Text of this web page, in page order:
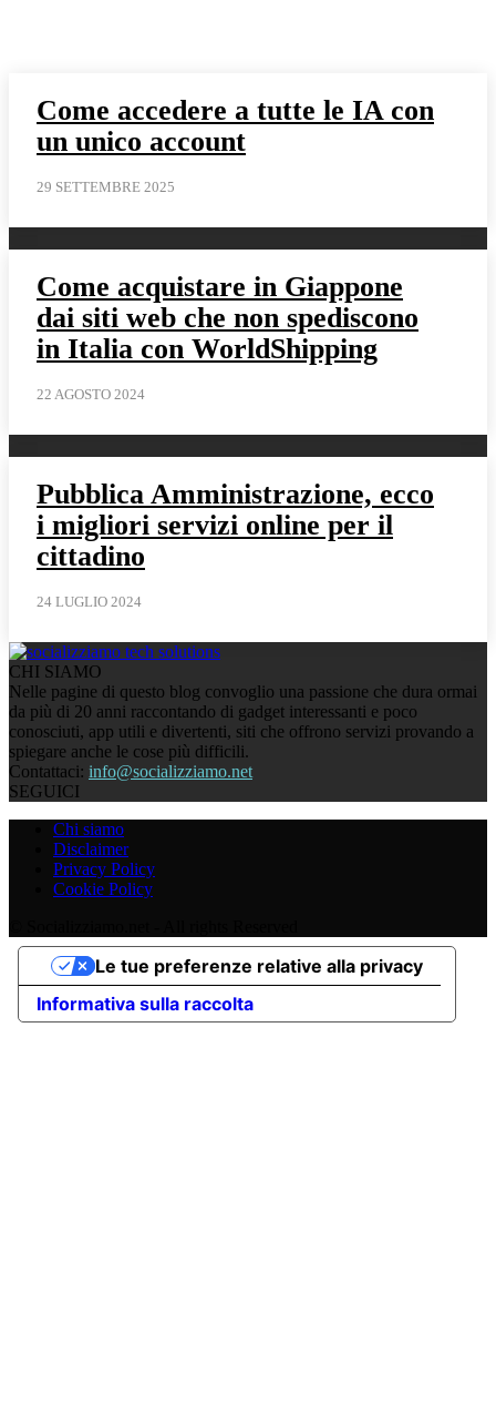
Come accedere a tutte le IA con
un unico account
29 SETTEMBRE 2025
Come acquistare in Giappone
dai siti web che non spediscono
in Italia con WorldShipping
22 AGOSTO 2024
Pubblica Amministrazione, ecco
i migliori servizi online per il
cittadino
24 LUGLIO 2024
CHI SIAMO
Nelle pagine di questo blog convoglio una passione che dura ormai
da più di 20 anni raccontando di gadget interessanti e poco
conosciuti, app utili e divertenti, siti che offrono servizi provando a
spiegare anche le cose più difficili.
Contattaci: info@socializziamo.net
SEGUICI
Chi siamo
Disclaimer
Privacy Policy
Cookie Policy
Informativa sulla raccolta
Le tue preferenze relative alla privacy